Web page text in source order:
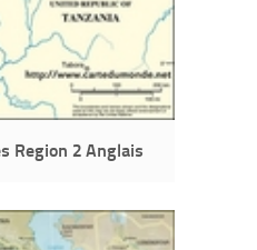
Region 2 Anglais